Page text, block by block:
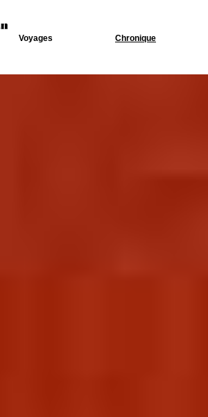
Voyages Chronique